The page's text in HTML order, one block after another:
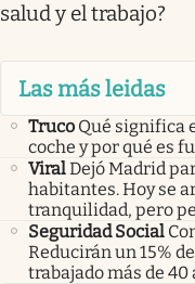
salud y el trabajo?
Las más leidas
Truco Qué significa
coche y por qué es
ViralDejó Madrid
habitantes. Hoy se
tranquilidad, pero
Seguridad Social
Reducirán un 15%
trabajado más de